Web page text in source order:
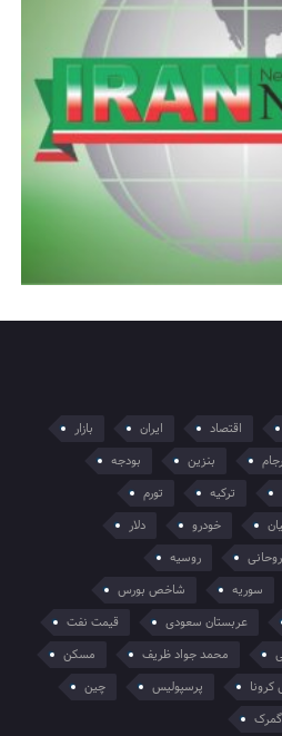
اقتصاد ایران
بازار
بنزین
بودجه
ترکیه
تورم
خودرو
دلار
روحانی
روسیه
سوریه
شاخص بورس
عربستان سعودی
قیمت نفت
محمد جواد ظریف
مسکن
پرسپولیس
چین
گمرک